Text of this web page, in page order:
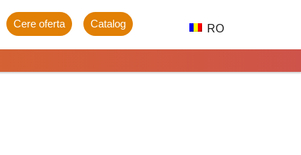
RO
Catalog
Cere oferta